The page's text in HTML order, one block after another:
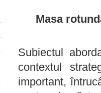
Masa
Subiectul
contextul
important,